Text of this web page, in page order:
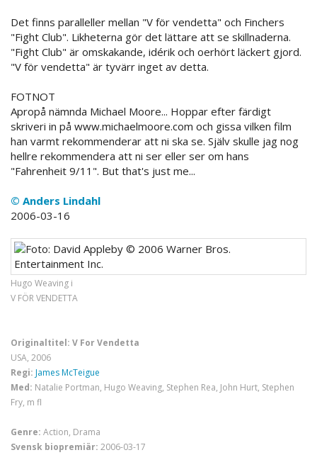
Det finns paralleller mellan "V för vendetta" och Finchers
"Fight Club". Likheterna gör det lättare att se skillnaderna.
"Fight Club" är omskakande, idérik och oerhört läckert gjord.
"V för vendetta" är tyvärr inget av detta.
FOTNOT
Apropå nämnda Michael Moore... Hoppar efter färdigt
skriveri in på www.michaelmoore.com och gissa vilken film
han varmt rekommenderar att ni ska se. Själv skulle jag nog
hellre rekommendera att ni ser eller ser om hans
"Fahrenheit 9/11". But that's just me...
© Anders Lindahl
2006-03-16
Hugo Weaving i
V FÖR VENDETTA
Originaltitel: V For Vendetta
USA, 2006
Regi: James McTeigue
Med: Natalie Portman, Hugo Weaving, Stephen Rea, John Hurt, Stephen
Fry, m fl
Genre: Action, Drama
Svensk biopremiär: 2006-03-17